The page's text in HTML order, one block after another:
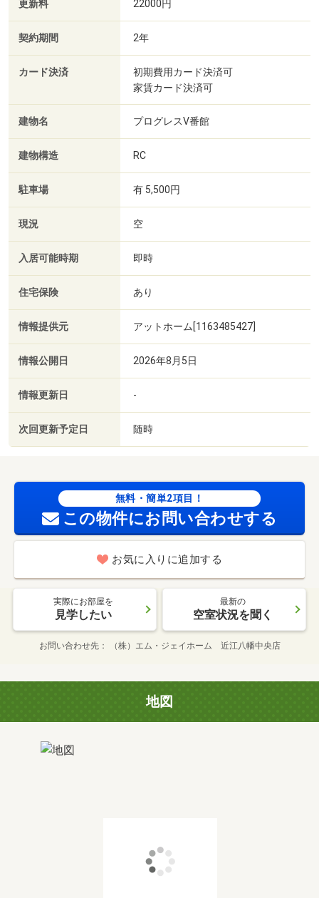
更新料 22000円
契約期間 2年
カード決済
初期費用カード決済可
家賃カード決済可
建物名 プログレスⅤ番館
建物構造 RC
駐車場 有 5,500円
現況 空
入居可能時期 即時
住宅保険 あり
情報提供元 アットホーム[1163485427]
情報公開日 2026年8月5日
情報更新日 -
次回更新予定日 随時
無料・簡単2項目！
この物件にお問い合わせする
お気に入りに追加する
実際にお部屋を
見学したい
最新の
空室状況を聞く
お問い合わせ先 （株）エム・ジェイホーム 近江八幡中央店
地図